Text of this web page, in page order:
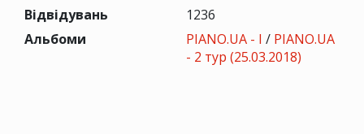
Відвідувань
1236
Альбоми
PIANO.UA - I / PIANO.UA
- 2 тур (25.03.2018)